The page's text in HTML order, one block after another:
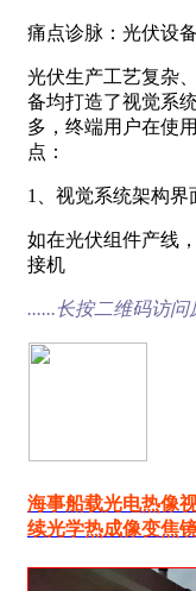
痛点诊脉：光伏设
光伏生产工艺复杂
备均打造了视觉系
多，终端用户在使
点：
1、视觉系统架构界
如在光伏组件产线
接机
......长按二维码访问
海事船载光电热像
续光学热成像变焦